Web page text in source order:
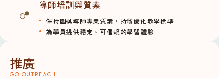
導師培訓與質素
保持圍棋導師專業質素，持續優化教學標準
為學員提供穩定、可信賴的學習體驗
推廣
GO OUTREACH